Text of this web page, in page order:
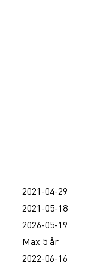
2021-04-29
2021-05-18
2026-05-19
Max 5 år
2022-06-16